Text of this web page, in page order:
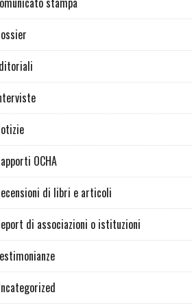
OCHA
di libri e articoli
di associazioni o istituzioni